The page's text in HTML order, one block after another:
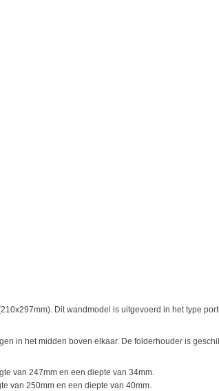
Dit wandmodel is uitgevoerd in het type
in het midden boven elkaar. De folderhouder is
van 247mm en een diepte van 34mm.
van 250mm en een diepte van 40mm.